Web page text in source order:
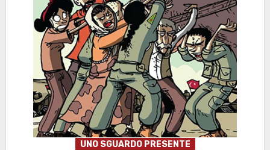
UNO SGUARDO PRESENTE